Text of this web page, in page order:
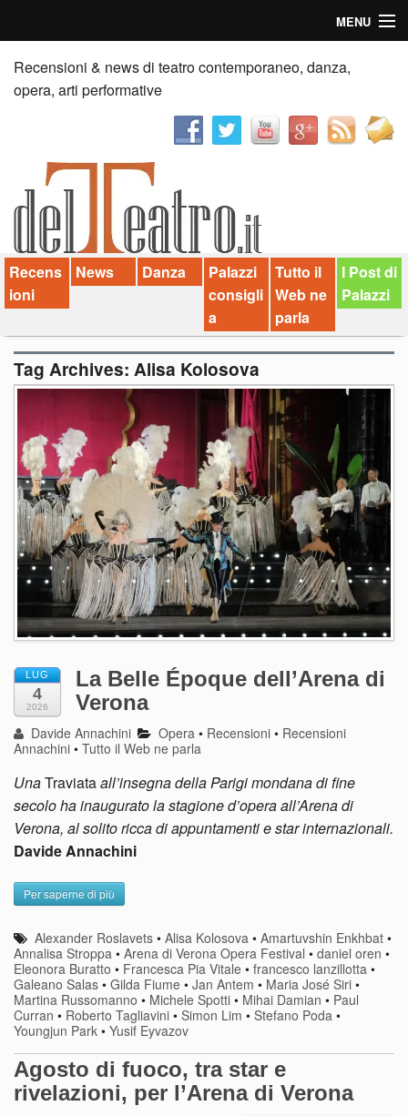
MENU
Home
Recensioni
News
Palazzi consiglia
Video
Chi siamo
Contatti
dT in English
Recensioni & news di teatro contemporaneo, danza,
opera, arti performative
Recens
ioni
News Danza
Palazzi
consigli
a
Tutto il
Web ne
parla
I Post di
Palazzi
Tag Archives: Alisa Kolosova
LUG
4
2026
La Belle Époque dell’Arena di
Verona
Davide Annachini Opera • Recensioni • Recensioni
Annachini • Tutto il Web ne parla
UnaTraviataall’insegna della Parigi mondana di fine
secolo ha inaugurato la stagione d’opera all’Arena di
Verona, al solito ricca di appuntamenti e star internazionali.
Davide Annachini
Per saperne di più
Alexander Roslavets •Alisa Kolosova •Amartuvshin Enkhbat •
Annalisa Stroppa • Arena di Verona Opera Festival • daniel oren •
Eleonora Buratto • Francesca Pia Vitale • francesco lanzillotta •
Galeano Salas • Gilda Fiume • Jan Antem • Maria José Siri •
Martina Russomanno • Michele Spotti • Mihai Damian • Paul
Curran • Roberto Tagliavini • Simon Lim • Stefano Poda •
Youngjun Park • Yusif Eyvazov
Agosto di fuoco, tra star e
rivelazioni, per l’Arena di Verona